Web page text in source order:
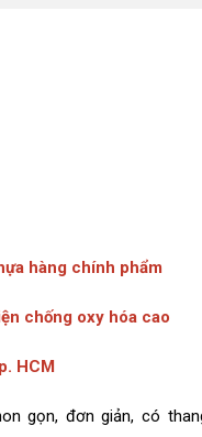
hàng chính phẩm
chống oxy hóa cao
HCM
gọn, đơn giản, có